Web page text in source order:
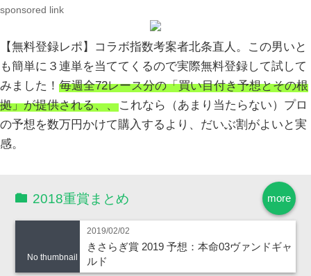
sponsored link
【無料登録レポ】コラボ指数考案者北条直人。この男いと
も簡単に３連単を当ててくるので実際無料登録して試して
みました！ 毎週全72レース分の「買い目付き予想とその根
拠」が提供される、、これなら（あまり当たらない）プロ
の予想を数万円かけて購入するより、だいぶ割がよいと実
感。
more
2018重賞まとめ
No thumbnail
2019/02/02
きさらぎ賞 2019 予想：本命03ヴァンドギャ
ルド